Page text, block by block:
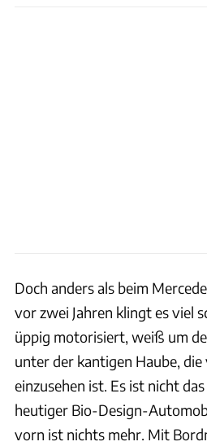
Doch anders als beim
vor zwei Jahren klingt es viel
üppig motorisiert, weiß um
unter der kantigen Haube,
einzusehen ist. Es ist nicht
heutiger Bio-Design-
vorn ist nichts mehr. Mit